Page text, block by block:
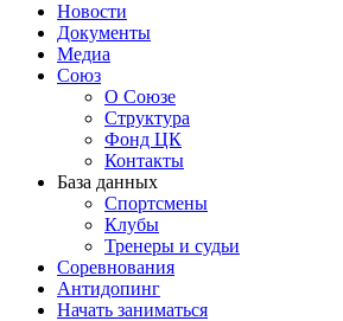
Новости
Документы
Медиа
Союз
О Союзе
Структура
Фонд ЦК
Контакты
База данных
Спортсмены
Клубы
Тренеры и судьи
Соревнования
Антидопинг
Начать заниматься